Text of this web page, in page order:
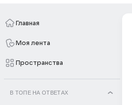
Главная
Моя лента
Пространства
В ТОПЕ НА ОТВЕТАХ